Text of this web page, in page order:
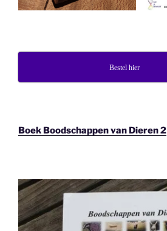
Bestel hier
Boek Boodschappen van Dieren 2